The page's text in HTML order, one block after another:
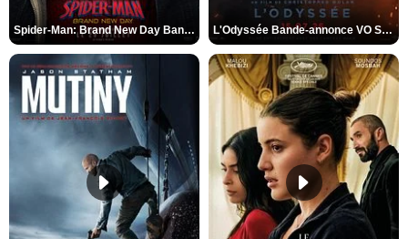
Spider-Man: Brand New Day Bande-annonce VO STFR L'Odyssée Bande-annonce VO STFR